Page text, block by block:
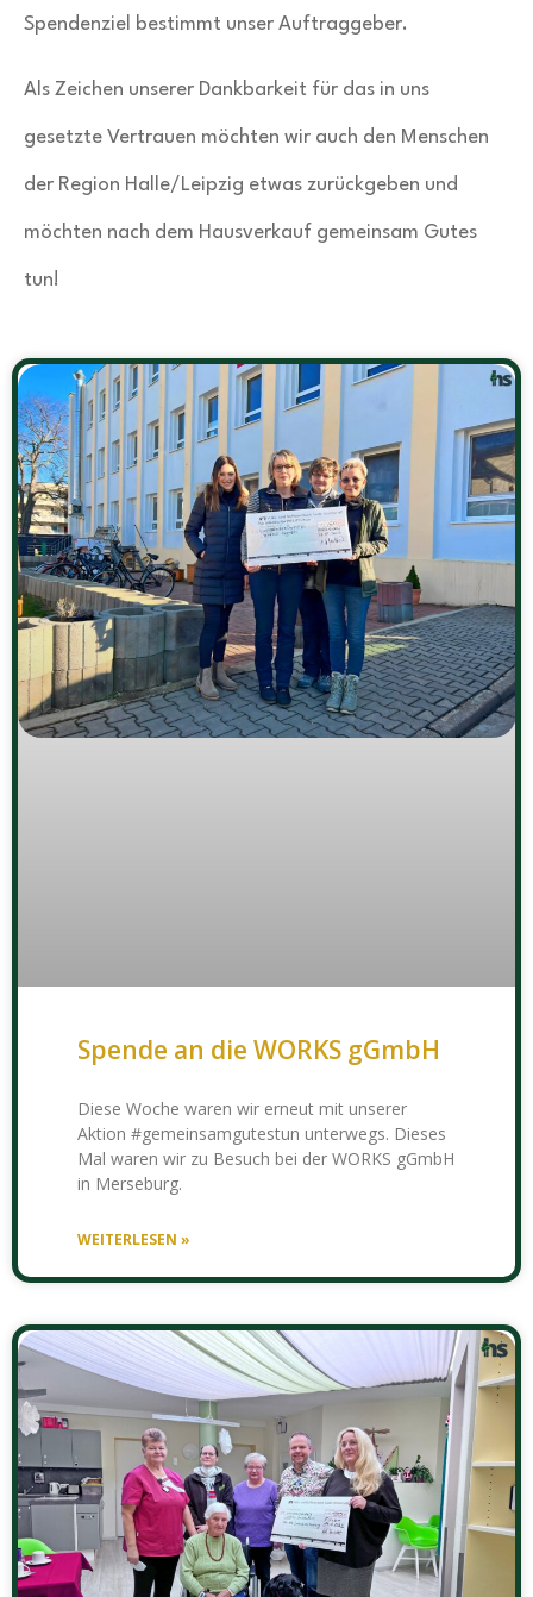
Spendenziel bestimmt unser Auftraggeber.
Als Zeichen unserer Dankbarkeit für das in uns
gesetzte Vertrauen möchten wir auch den Menschen
der Region Halle/Leipzig etwas zurückgeben und
möchten nach dem Hausverkauf gemeinsam Gutes
tun!
Spende an die WORKS gGmbH
Diese Woche waren wir erneut mit unserer
Aktion #gemeinsamgutestun unterwegs. Dieses
Mal waren wir zu Besuch bei der WORKS gGmbH
in Merseburg.
WEITERLESEN »